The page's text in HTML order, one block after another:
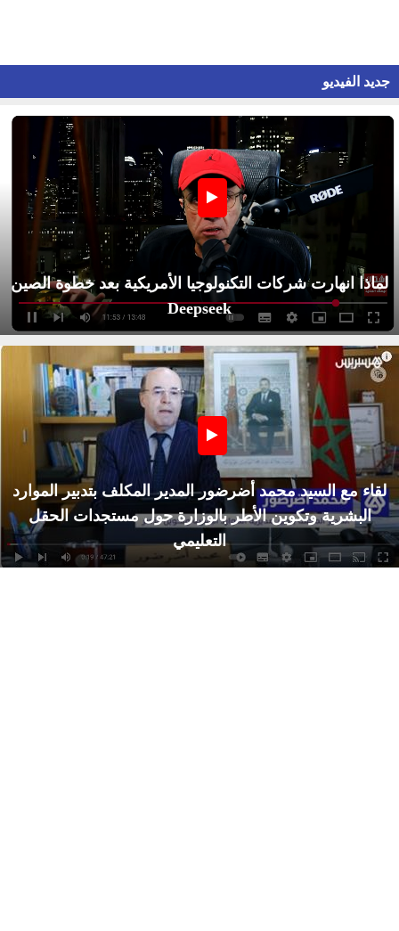
جديد الفيديو
لماذا انهارت شركات التكنولوجيا الأمريكية بعد خطوة الصين
Deepseek
لقاء مع السيد محمد أضرضور المدير المكلف بتدبير الموارد
البشرية وتكوين الأطر بالوزارة حول مستجدات الحقل
التعليمي